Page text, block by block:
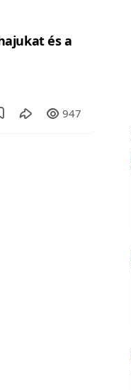
947